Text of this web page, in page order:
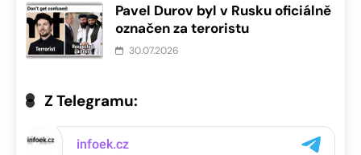
Pavel Durov byl v Rusku oficiálně
označen za teroristu
30.07.2026
Z Telegramu: